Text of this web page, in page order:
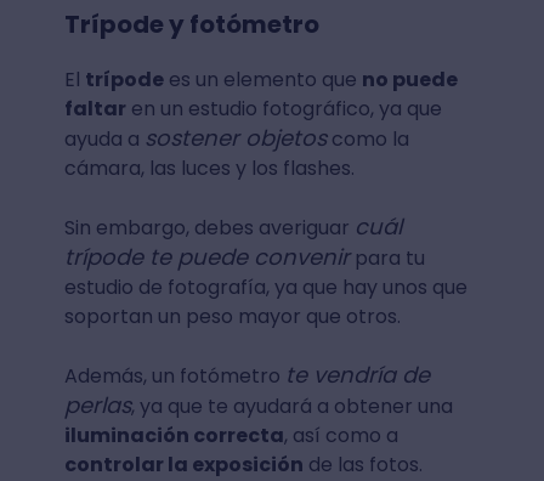
Trípode y fotómetro
El trípodees un elemento que no puede
faltar en un estudio fotográfico, ya que
ayuda a sostener objetoscomo la
cámara, las luces y los flashes.
Sin embargo, debes averiguar cuál
trípode te puede convenirpara tu
estudio de fotografía, ya que hay unos que
soportan un peso mayor que otros.
Además, un fotómetro te vendría de
perlas, ya que te ayudará a obtener una
iluminación correcta, así como a
controlar la exposición de las fotos.